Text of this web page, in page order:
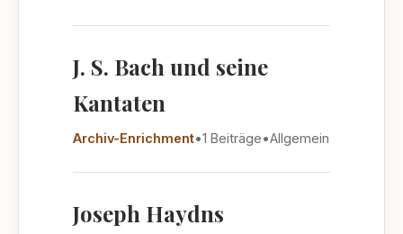
J. S. Bach und seine
Kantaten
Archiv-Enrichment•1 Beiträge•Allgemein
Joseph Haydns